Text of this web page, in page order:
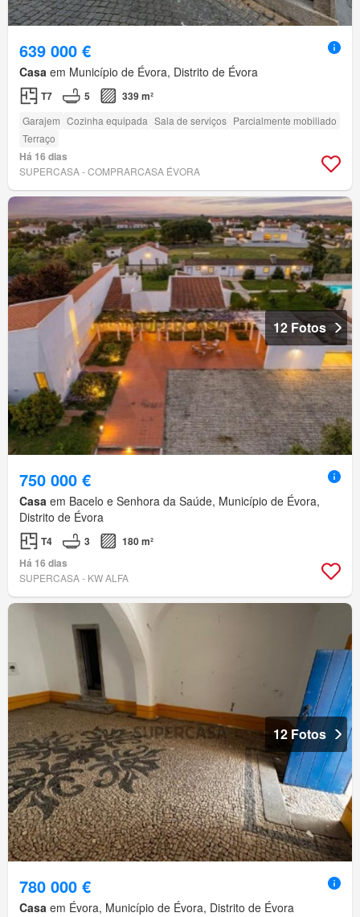
639 000 €
Casa em Município de Évora, Distrito de Évora
T7 5 339 m²
Garajem Cozinha equipada Sala de serviços Parcialmente mobiliado
Terraço
Há 16 dias
SUPERCASA - COMPRARCASA ÉVORA
12 Fotos
750 000 €
Casa em Bacelo e Senhora da Saúde, Município de Évora,
Distrito de Évora
T4 3
180 m²
Há 16 dias
SUPERCASA - KW ALFA
12 Fotos
780 000 €
Casa em Évora, Município de Évora, Distrito de Évora